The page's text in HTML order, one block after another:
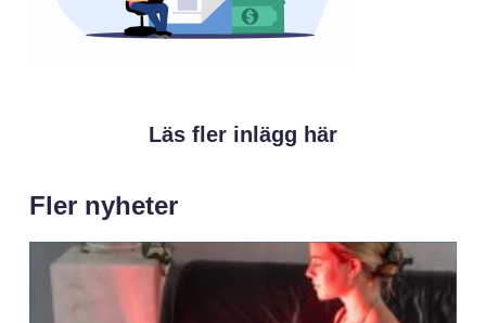
Läs fler inlägg här
Fler nyheter